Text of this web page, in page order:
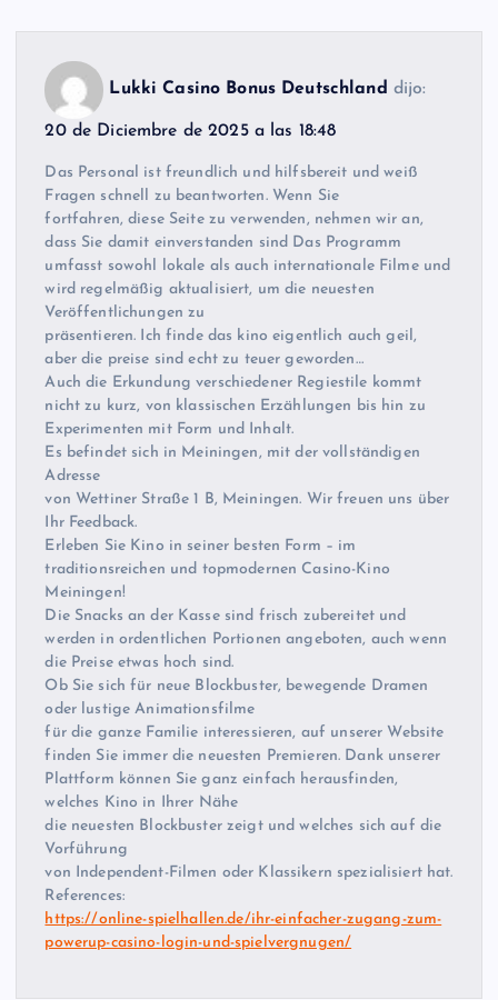
Lukki Casino Bonus Deutschland dijo:
20 de Diciembre de 2025 a las 18:48
Das Personal ist freundlich und hilfsbereit und weiß
Fragen schnell zu beantworten. Wenn Sie
fortfahren, diese Seite zu verwenden, nehmen wir an,
dass Sie damit einverstanden sind Das Programm
umfasst sowohl lokale als auch internationale Filme und
wird regelmäßig aktualisiert, um die neuesten
Veröffentlichungen zu
präsentieren. Ich finde das kino eigentlich auch geil,
aber die preise sind echt zu teuer geworden…
Auch die Erkundung verschiedener Regiestile kommt
nicht zu kurz, von klassischen Erzählungen bis hin zu
Experimenten mit Form und Inhalt.
Es befindet sich in Meiningen, mit der vollständigen
Adresse
von Wettiner Straße 1 B, Meiningen. Wir freuen uns über
Ihr Feedback.
Erleben Sie Kino in seiner besten Form – im
traditionsreichen und topmodernen Casino-Kino
Meiningen!
Die Snacks an der Kasse sind frisch zubereitet und
werden in ordentlichen Portionen angeboten, auch wenn
die Preise etwas hoch sind.
Ob Sie sich für neue Blockbuster, bewegende Dramen
oder lustige Animationsfilme
für die ganze Familie interessieren, auf unserer Website
finden Sie immer die neuesten Premieren. Dank unserer
Plattform können Sie ganz einfach herausfinden,
welches Kino in Ihrer Nähe
die neuesten Blockbuster zeigt und welches sich auf die
Vorführung
von Independent-Filmen oder Klassikern spezialisiert hat.
References:
https://online-spielhallen.de/ihr-einfacher-zugang-zum-
powerup-casino-login-und-spielvergnugen/